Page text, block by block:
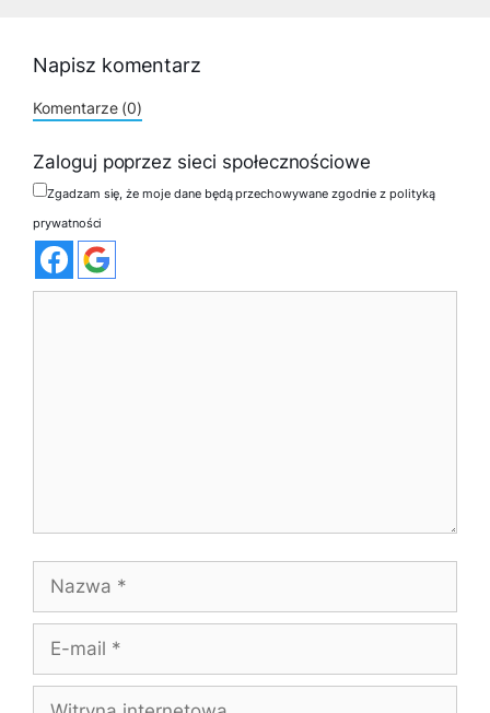
Napisz komentarz
Komentarze (0)
Zaloguj poprzez sieci społecznościowe
Zgadzam się, że moje dane będą przechowywane zgodnie z polityką
prywatności
Nazwa
Witryna